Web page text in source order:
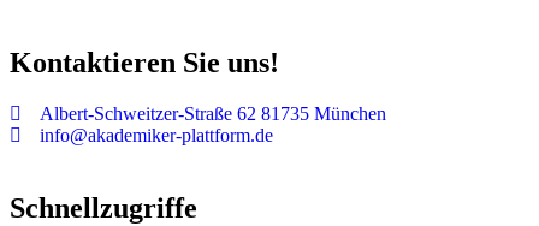
Kontaktieren Sie uns!
Albert-Schweitzer-Straße 62 81735 München
info@akademiker-plattform.de
Schnellzugriffe